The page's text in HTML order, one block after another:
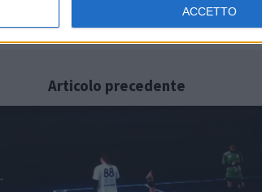
ACCETTO
Articolo precedente